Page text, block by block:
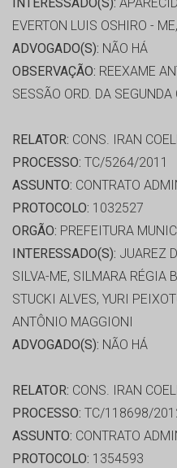
INTERESSADO(S):
EVERTON LUIS OSHIRO -
ADVOGADO(S): NÃO HÁ
OBSERVAÇÃO: REEXAME
SESSÃO ORD. DA
RELATOR: CONS. IRAN
PROCESSO: TC/5264/2011
ASSUNTO: CONTRATO
PROTOCOLO: 1032527
ORGÃO: PREFEITURA
INTERESSADO(S): JUAREZ
SILVA-ME, SILMARA RÉGIA
STUCKI ALVES, YURI
ANTÔNIO MAGGIONI
ADVOGADO(S): NÃO HÁ
RELATOR: CONS. IRAN
PROCESSO: TC/118698/
ASSUNTO: CONTRATO
PROTOCOLO: 1354593